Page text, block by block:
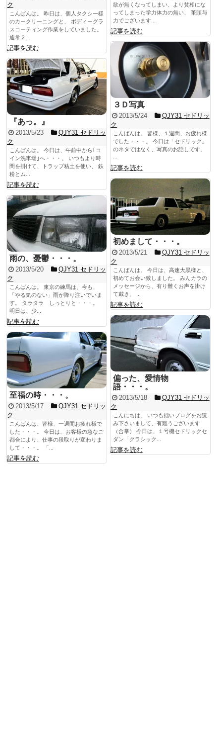
欲が無くなってしまい、より貧相にな
ってしまった学力体力の無い、 筆頭与
力でございます...
記事を読む
ク
こんばんは。 昨日は、個人タクシー様
のカークリーニングと、 ボディーグラ
スコーティング作業をしていました。
通常２...
記事を読む
３Ｄ写真
2013/5/24
QJY31 セドリッ
ク
こんばんは。 皆様、１週間、お疲れ様
でした・・・。 今日は「セドリック」
のネタではなく、写真のお話しです。
記事を読む
『あっ。』
2013/5/23
QJY31 セドリッ
ク
こんばんは。 今日は、午前中から｢コ
イン洗車場｣へ・・・。 いつもより時
間を掛けて、トラップ粘土を使い、 鉄
粉とム...
記事を読む
初めまして・・・。
2013/5/21
QJY31 セドリッ
ク
こんばんは。 今日は、高速大黒様と、
初めてお会い致しました。 みんカラの
メッセージから、有り難くお声を掛け
て戴き、 ...
記事を読む
雨の、憂鬱・・・。
2013/5/20
QJY31 セドリッ
ク
こんばんは。 東京の練馬は、今も、
「やる気のない」雨が降り注いでいま
す。 タラタラ しっとりと・・・。
明日は、少...
記事を読む
偏った、愛情物
語・・・。
2013/5/18
QJY31 セドリッ
ク
こんにちは。 いつも拙いブログをお読
み下さいまして、有難うございます
（合掌） 今日は、１号機セドリックセ
ダン「クラシック...
記事を読む
至福の時・・・。
2013/5/17
QJY31 セドリッ
ク
こんばんは、皆様、一週間お疲れ様で
した・・・。 今日は、お客様の急なご
都合により、仕事の段取りが変わりま
して・・・。 「...
記事を読む